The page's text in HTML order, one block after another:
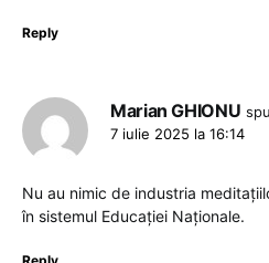
Reply
Marian GHIONU
7 iulie 2025 la 16:14
Nu au nimic de industria
în sistemul Educației Naționale.